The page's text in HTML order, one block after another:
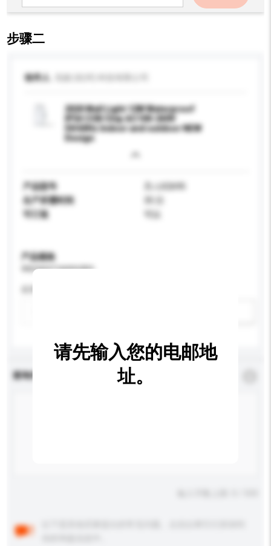
步骤二
收件人
2020 Wall Light 12W Waterproof
IP54 COB Chip AC100-240V
50/60Hz Indoor and outdoor NEW
Design
产品型号
ZL-LX2695
生产所需时间
可订造
可以
产品规格
请提供您对产品的特定要求。
查询内容
请先输入您的电邮地
址。